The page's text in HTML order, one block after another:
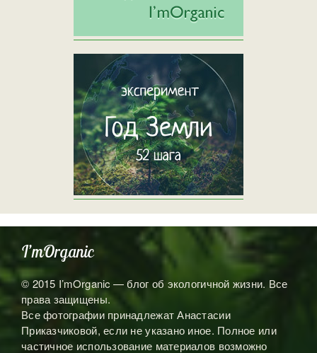
I’mOrganic
© 2015 I’mOrganic — блог об экологичной жизни. Все
права защищены.
Все фотографии принадлежат Анастасии
Приказчиковой, если не указано иное. Полное или
частичное использование материалов возможно